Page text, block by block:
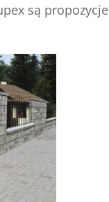
są propozycje